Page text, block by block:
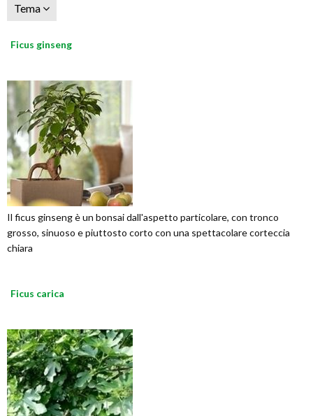
Tema
Ficus ginseng
Il ficus ginseng è un bonsai dall'aspetto particolare, con tronco
grosso, sinuoso e piuttosto corto con una spettacolare corteccia
chiara
Ficus carica